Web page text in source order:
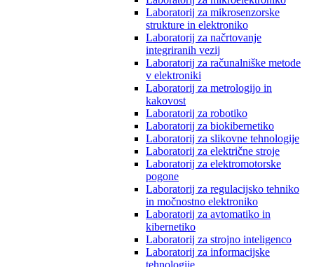
Laboratorij za mikrosenzorske
strukture in elektroniko
Laboratorij za načrtovanje
integriranih vezij
Laboratorij za računalniške metode
v elektroniki
Laboratorij za metrologijo in
kakovost
Laboratorij za robotiko
Laboratorij za biokibernetiko
Laboratorij za slikovne tehnologije
Laboratorij za električne stroje
Laboratorij za elektromotorske
pogone
Laboratorij za regulacijsko tehniko
in močnostno elektroniko
Laboratorij za avtomatiko in
kibernetiko
Laboratorij za strojno inteligenco
Laboratorij za informacijske
tehnologije